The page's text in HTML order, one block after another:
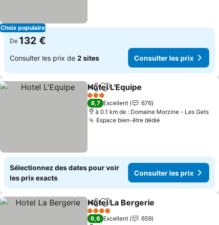
Choix populaire
De 132 €
Consulter les prix de 2 sites Consulter les prix
PartagerAjouter à mes favoris
Hotel L'Equipe
3 Étoiles
8,7 Excellent
676
à 0.1 km de : Domaine Morzine - Les Gets
Espace bien-être dédié
Sélectionnez des dates pour voir
les prix exacts
Consulter les prix
PartagerAjouter à mes favoris
Hotel La Bergerie
4 Étoiles
9,6 Excellent
659